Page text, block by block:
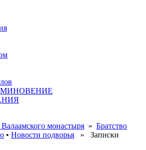
монастыря » Братство
• Новости подворья » Записки